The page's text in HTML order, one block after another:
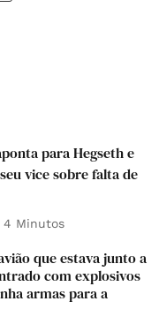
para Hegseth e
vice sobre falta de
4 Minutos
que estava junto a
com explosivos
armas para a